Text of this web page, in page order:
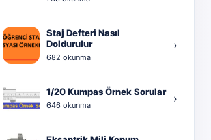
Staj Defteri Nasıl
Doldurulur
682 okunma
›
1/20 Kumpas Örnek Sorular
646 okunma ›